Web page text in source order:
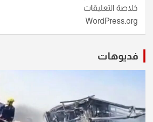
خلاصة التعليقات
WordPress.org
فديوهات